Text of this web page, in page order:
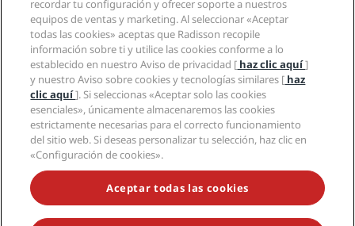
The Club by RHG
Oportunidades de desarrollo
Responsabilidad social corporativa
Compras
Acuerdo de uso del sitio
Accesibilidad digital
Declaración sobre la esclavitud moderna
Avisos al consumidor
Contacto
Preguntas frecuentes
Mapa del sitio
Redes sociales
Marcas de Radisson Hotels
NO TE PIERDAS NUESTRAS OFERTAS MÁS POPULARES
recordar tu configuración y ofrecer soporte a nuestros
equipos de ventas y marketing. Al seleccionar «Aceptar
todas las cookies» aceptas que Radisson recopile
información sobre ti y utilice las cookies conforme a lo
establecido en nuestro Aviso de privacidad [ haz clic aquí]
y nuestro Aviso sobre cookies y tecnologías similares [ haz
clic aquí]. Si seleccionas «Aceptar solo las cookies
esenciales», únicamente almacenaremos las cookies
estrictamente necesarias para el correcto funcionamiento
del sitio web. Si deseas personalizar tu selección, haz clic en
«Configuración de cookies».
Aceptar todas las cookies